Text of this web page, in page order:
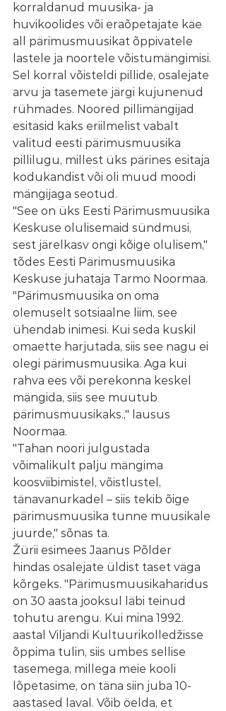
korraldanud muusika- ja
huvikoolides või eraõpetajate käe
all pärimusmuusikat õppivatele
lastele ja noortele võistumängimisi.
Sel korral võisteldi pillide, osalejate
arvu ja tasemete järgi kujunenud
rühmades. Noored pillimängijad
esitasid kaks eriilmelist vabalt
valitud eesti pärimusmuusika
pillilugu, millest üks pärines esitaja
kodukandist või oli muud moodi
mängijaga seotud.
"See on üks Eesti Pärimusmuusika
Keskuse olulisemaid sündmusi,
sest järelkasv ongi kõige olulisem,"
tõdes Eesti Pärimusmuusika
Keskuse juhataja Tarmo Noormaa.
"Pärimusmuusika on oma
olemuselt sotsiaalne liim, see
ühendab inimesi. Kui seda kuskil
omaette harjutada, siis see nagu ei
olegi pärimusmuusika. Aga kui
rahva ees või perekonna keskel
mängida, siis see muutub
pärimusmuusikaks.," lausus
Noormaa.
"Tahan noori julgustada
võimalikult palju mängima
koosviibimistel, võistlustel,
tänavanurkadel – siis tekib õige
pärimusmuusika tunne muusikale
juurde," sõnas ta.
Žürii esimees Jaanus Põlder
hindas osalejate üldist taset väga
kõrgeks. "Pärimusmuusikaharidus
on 30 aasta jooksul läbi teinud
tohutu arengu. Kui mina 1992.
aastal Viljandi Kultuurikolledžisse
õppima tulin, siis umbes sellise
tasemega, millega meie kooli
lõpetasime, on täna siin juba 10-
aastased laval. Võib öelda, et